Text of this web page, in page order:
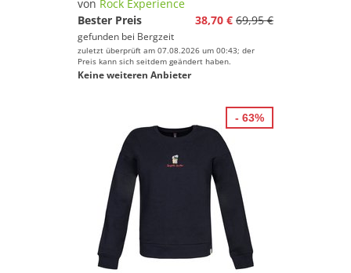
von Rock Experience
Bester Preis
38,70 € 69,95 €
gefunden bei Bergzeit
zuletzt überprüft am 07.08.2026 um 00:43; der
Preis kann sich seitdem geändert haben.
Keine weiteren Anbieter
- 63%